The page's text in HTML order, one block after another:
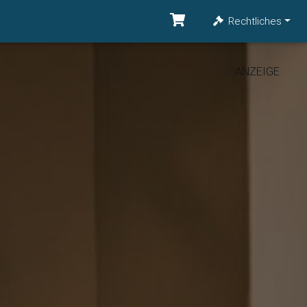
Rechtliches
ANZEIGE
ANZEIGE